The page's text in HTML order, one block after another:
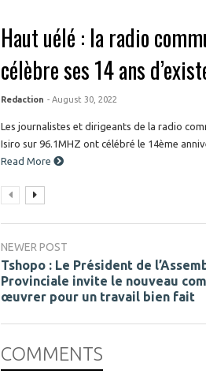
Haut uélé : la radio
célèbre ses 14 ans
Redaction - August 30, 2022
Les journalistes et dirigeants de la radio
Isiro sur 96.1MHZ ont célébré le 14ème
Read More
NEWER POST
Tshopo : Le Président de
Provinciale invite le nouveau
œuvrer pour un travail bien fait
COMMENTS